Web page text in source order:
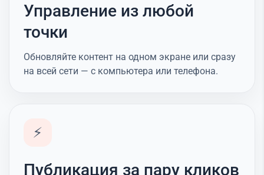
Управление из любой
точки
Обновляйте контент на одном экране или сразу
на всей сети — с компьютера или телефона.
⚡
Публикация за пару кликов